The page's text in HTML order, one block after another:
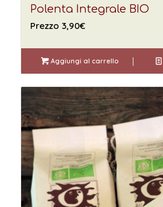
Polenta Integrale BIO
Prezzo 3,90€
Aggiungi al carrello